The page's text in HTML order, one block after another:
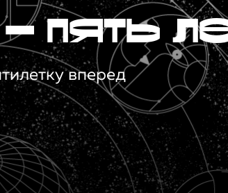
пять
вперед